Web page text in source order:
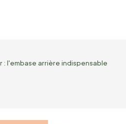
l'embase arrière indispensable